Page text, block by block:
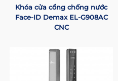
Khóa cửa cổng chống nước
Face-ID Demax EL-G908AC
CNC